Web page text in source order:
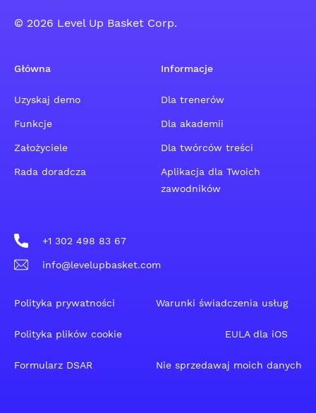
© 2026 Level Up Basket Corp.
Główna
Uzyskaj demo
Funkcje
Założyciele
Rada doradcza
Informacje
Dla trenerów
Dla akademii
Dla twórców treści
Aplikacja dla Twoich
zawodników
+1 302 498 83 67
info@levelupbasket.com
Polityka prywatności Warunki świadczenia usług
Polityka plików cookie EULA dla iOS
Formularz DSAR Nie sprzedawaj moich danych